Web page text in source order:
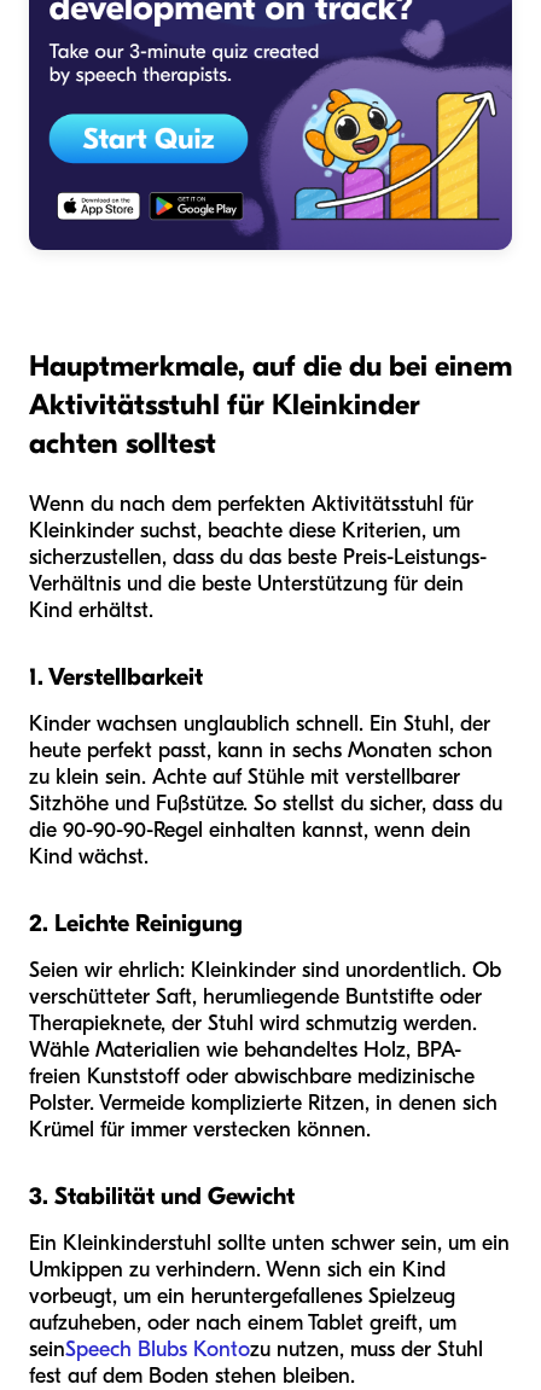
Hauptmerkmale, auf die du bei einem
Aktivitätsstuhl für Kleinkinder
achten solltest
Wenn du nach dem perfekten Aktivitätsstuhl für
Kleinkinder suchst, beachte diese Kriterien, um
sicherzustellen, dass du das beste Preis-Leistungs-
Verhältnis und die beste Unterstützung für dein
Kind erhältst.
1. Verstellbarkeit
Kinder wachsen unglaublich schnell. Ein Stuhl, der
heute perfekt passt, kann in sechs Monaten schon
zu klein sein. Achte auf Stühle mit verstellbarer
Sitzhöhe und Fußstütze. So stellst du sicher, dass du
die 90-90-90-Regel einhalten kannst, wenn dein
Kind wächst.
2. Leichte Reinigung
Seien wir ehrlich: Kleinkinder sind unordentlich. Ob
verschütteter Saft, herumliegende Buntstifte oder
Therapieknete, der Stuhl wird schmutzig werden.
Wähle Materialien wie behandeltes Holz, BPA-
freien Kunststoff oder abwischbare medizinische
Polster. Vermeide komplizierte Ritzen, in denen sich
Krümel für immer verstecken können.
3. Stabilität und Gewicht
Ein Kleinkinderstuhl sollte unten schwer sein, um ein
Umkippen zu verhindern. Wenn sich ein Kind
vorbeugt, um ein heruntergefallenes Spielzeug
aufzuheben, oder nach einem Tablet greift, um
seinSpeech Blubs Kontozu nutzen, muss der Stuhl
fest auf dem Boden stehen bleiben.